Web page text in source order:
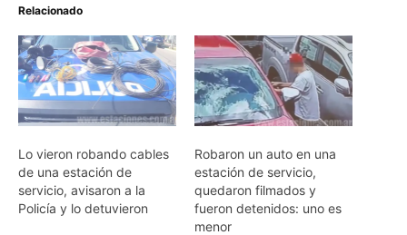
Relacionado
Lo vieron robando cables
de una estación de
servicio, avisaron a la
Policía y lo detuvieron
Robaron un auto en una
estación de servicio,
quedaron filmados y
fueron detenidos: uno es
menor